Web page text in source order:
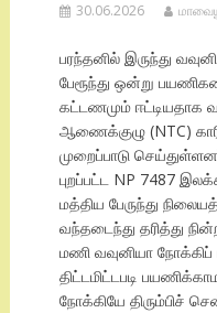
30.06.2026
பரந்தனில் இருந்து
பேரூந்து ஒன்று
கட்டணமும் ஈட்டியதாக
ஆணைக்குழு (NTC)
முறைப்பாடு
புறப்பட்ட NP 7487
மத்திய பேருந்து
வந்தடைந்து தரித்து
மணி வவுனியா
திட்டமிட்டபடி
நோக்கியே திரும்பிச்